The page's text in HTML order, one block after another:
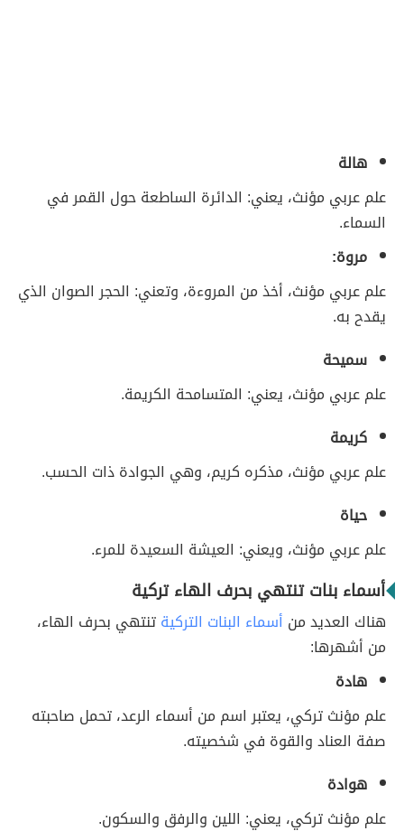
هالة
علم عربي مؤنث، يعني: الدائرة الساطعة حول القمر في
السماء.
مروة:
علم عربي مؤنث، أخذ من المروءة، وتعني: الحجر الصوان الذي
يقدح به.
سميحة
علم عربي مؤنث، يعني: المتسامحة الكريمة.
كريمة
علم عربي مؤنث، مذكره كريم، وهي الجوادة ذات الحسب.
حياة
علم عربي مؤنث، ويعني: العيشة السعيدة للمرء.
أسماء بنات تنتهي بحرف الهاء تركية
هناك العديد من أسماء البنات التركيةتنتهي بحرف الهاء،
من أشهرها:
هادة
علم مؤنث تركي، يعتبر اسم من أسماء الرعد، تحمل صاحبته
صفة العناد والقوة في شخصيته.
هوادة
علم مؤنث تركي، يعني: اللين والرفق والسكون.